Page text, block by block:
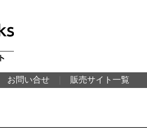
お問い合せ 販売サイト一覧